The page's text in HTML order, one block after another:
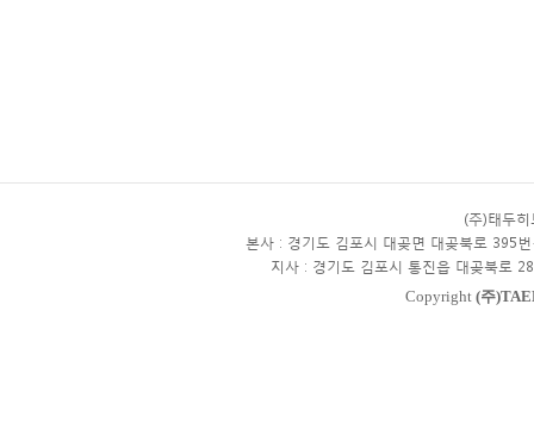
(주)태두히
본사 : 경기도 김포시 대곶면 대곶북로 395
지사 : 경기도 김포시 통진읍 대곶북로
Copyright(주